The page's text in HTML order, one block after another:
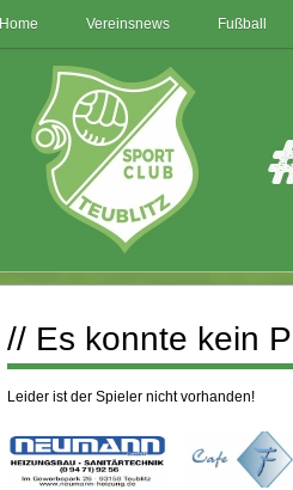
Home Vereinsnews Fußball
// Es konnte kein
Leider ist der Spieler nicht vorhanden!